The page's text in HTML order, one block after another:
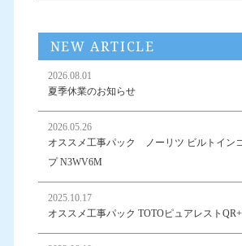
NEW ARTICLE
2026.08.01
夏季休業のお知らせ
2026.05.26
オススメ工事パック ノーリツ ビルトイン
プ N3WV6M
2025.10.17
オススメ工事パック TOTOピュアレスト